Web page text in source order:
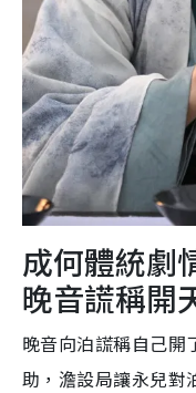
成何體統劇
晚音謊稱開
晚音向泊謊稱自己開
助，澹設局讓永兒對